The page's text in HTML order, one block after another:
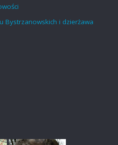
Bystrzanowskich i dzierżawa